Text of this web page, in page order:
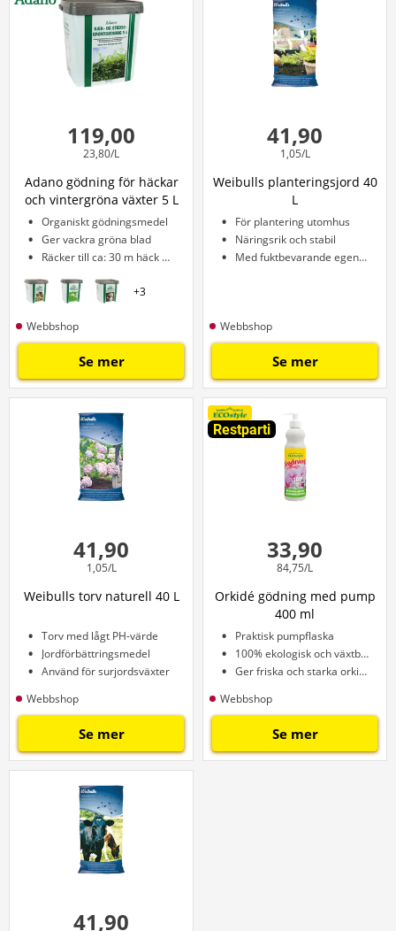
119,00
23,80/L
Adano gödning för häckar
och vintergröna växter 5 L
Organiskt gödningsmedel
Ger vackra gröna blad
Räcker till ca: 30 m häck eller 50 m²
+3
Webbshop
Se mer
41,90
1,05/L
Weibulls planteringsjord 40
L
För plantering utomhus
Näringsrik och stabil
Med fuktbevarande egenskaper
Webbshop
Se mer
41,90
1,05/L
Weibulls torv naturell 40 L
Torv med lågt PH-värde
Jordförbättringsmedel
Använd för surjordsväxter
Webbshop
Se mer
Restparti
33,90
84,75/L
Orkidé gödning med pump
400 ml
Praktisk pumpflaska
100% ekologisk och växtbaserad
Ger friska och starka orkidéer
Webbshop
Se mer
41,90